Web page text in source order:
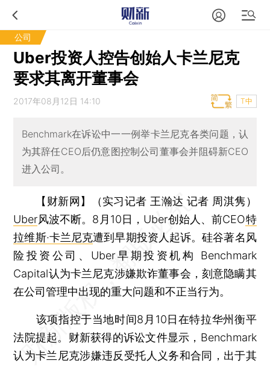
公司
Uber投资人控告创始人卡兰尼克
要求其离开董事会
2017年08月12日 14:10 T中
Benchmark在诉讼中一一例举卡兰尼克各类问题，认
为其辞任CEO后仍意图控制公司董事会并阻碍新CEO
进入公司。
【财新网】（实习记者 王瀚达 记者 周淇隽）
Uber风波不断。8月10日，Uber创始人、前CEO特
拉维斯·卡兰尼克遭到早期投资人起诉。硅谷著名风
险投资公司、Uber早期投资机构 Benchmark
Capital认为卡兰尼克涉嫌欺诈董事会，刻意隐瞒其
在公司管理中出现的重大问题和不正当行为。
该项指控于当地时间8月10日在特拉华州衡平
法院提起。财新获得的诉讼文件显示，Benchmark
认为卡兰尼克涉嫌违反受托人义务和合同，出于其